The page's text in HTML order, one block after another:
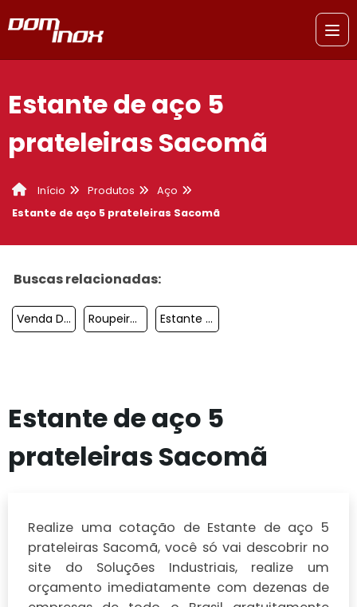
Estante de aço 5
prateleiras Sacomã
Início Produtos
Aço
Estante de aço 5 prateleiras Sacomã
Buscas relacionadas:
Venda De Estante De Aço Osasco Roupeiro De Aço 2 Portas Sacomã Estante De Aço Para Livros Itaim Paulista
Estante de aço 5
prateleiras Sacomã
Realize uma cotação de Estante de aço 5
prateleiras Sacomã, você só vai descobrir no
site do Soluções Industriais, realize um
orçamento imediatamente com dezenas de